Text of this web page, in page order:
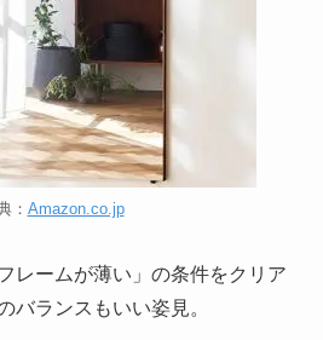
： Amazon.co.jp
レームが薄い」の条件をクリア
バランスもいい姿見。